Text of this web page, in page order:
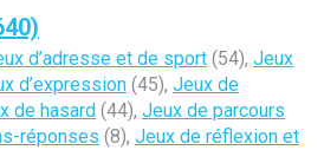
d’adresse et de sport (54), Jeux
d’expression (45), Jeux de
de hasard (44), Jeux de parcours
réponses (8), Jeux de réflexion et